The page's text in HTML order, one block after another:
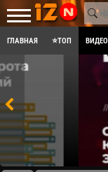
ГЛАВНАЯ ⭐ТОП ВИДЕО